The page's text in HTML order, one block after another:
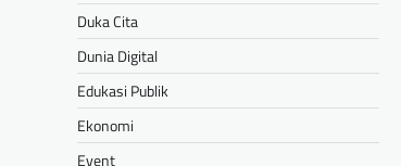
Duka Cita
Dunia Digital
Edukasi Publik
Ekonomi
Event